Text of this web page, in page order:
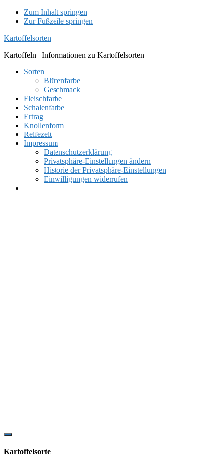
Zum Inhalt springen
Zur Fußzeile springen
Kartoffelsorten
Kartoffeln | Informationen zu Kartoffelsorten
Sorten
Blütenfarbe
Geschmack
Fleischfarbe
Schalenfarbe
Ertrag
Knollenform
Reifezeit
Impressum
Datenschutzerklärung
Privatsphäre-Einstellungen ändern
Historie der Privatsphäre-Einstellungen
Einwilligungen widerrufen
Show
Content
Kartoffelsorte